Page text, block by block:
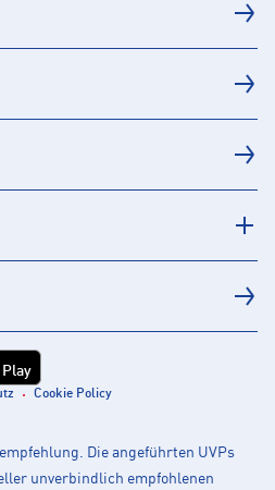
Play
Cookie Policy
Die angeführten UVPs
unverbindlich empfohlenen